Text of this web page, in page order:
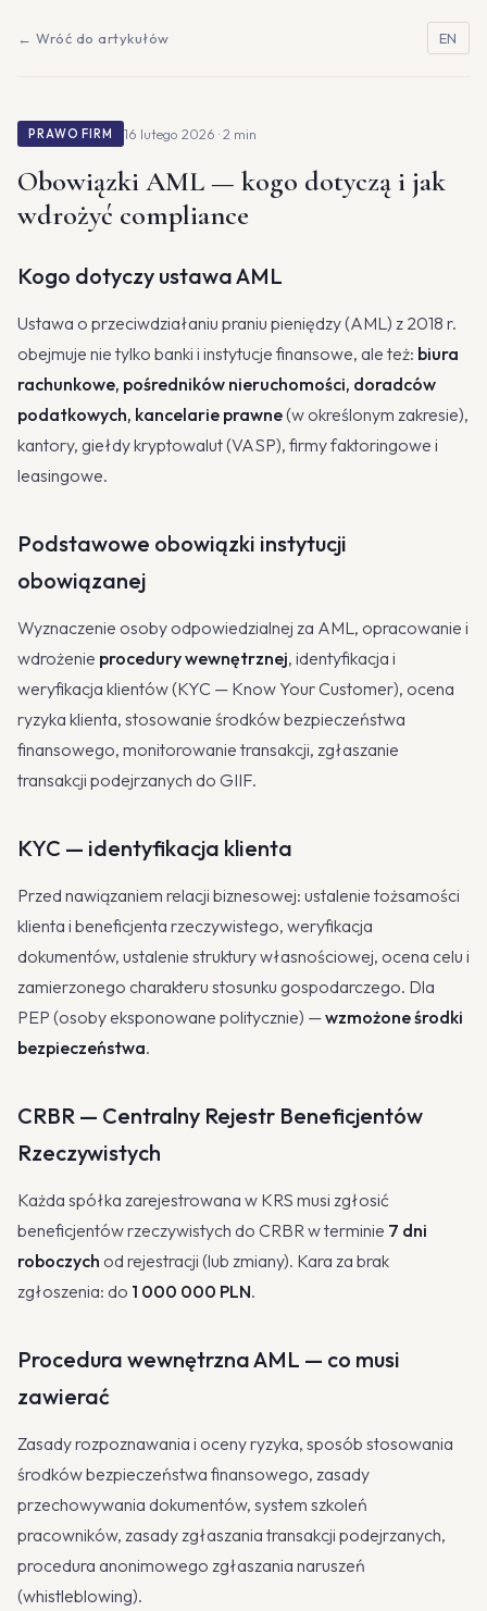
← Wróć do artykułów EN
PRAWO FIRM 16 lutego 2026 · 2 min
Obowiązki AML — kogo dotyczą i jak
wdrożyć compliance
Kogo dotyczy ustawa AML
Ustawa o przeciwdziałaniu praniu pieniędzy (AML) z 2018 r.
obejmuje nie tylko banki i instytucje finansowe, ale też: biura
rachunkowe, pośredników nieruchomości, doradców
podatkowych, kancelarie prawne(w określonym zakresie),
kantory, giełdy kryptowalut (VASP), firmy faktoringowe i
leasingowe.
Podstawowe obowiązki instytucji
obowiązanej
Wyznaczenie osoby odpowiedzialnej za AML, opracowanie i
wdrożenie procedury wewnętrznej, identyfikacja i
weryfikacja klientów (KYC — Know Your Customer), ocena
ryzyka klienta, stosowanie środków bezpieczeństwa
finansowego, monitorowanie transakcji, zgłaszanie
transakcji podejrzanych do GIIF.
KYC — identyfikacja klienta
Przed nawiązaniem relacji biznesowej: ustalenie tożsamości
klienta i beneficjenta rzeczywistego, weryfikacja
dokumentów, ustalenie struktury własnościowej, ocena celu i
zamierzonego charakteru stosunku gospodarczego. Dla
PEP (osoby eksponowane politycznie) —wzmożone środki
bezpieczeństwa.
CRBR — Centralny Rejestr Beneficjentów
Rzeczywistych
Każda spółka zarejestrowana w KRS musi zgłosić
beneficjentów rzeczywistych do CRBR w terminie 7 dni
roboczych od rejestracji (lub zmiany). Kara za brak
zgłoszenia: do 1 000 000 PLN.
Procedura wewnętrzna AML — co musi
zawierać
Zasady rozpoznawania i oceny ryzyka, sposób stosowania
środków bezpieczeństwa finansowego, zasady
przechowywania dokumentów, system szkoleń
pracowników, zasady zgłaszania transakcji podejrzanych,
procedura anonimowego zgłaszania naruszeń
(whistleblowing).